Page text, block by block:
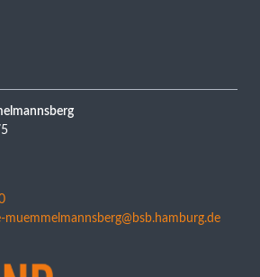
muemmelmannsberg@bsb.hamburg.de